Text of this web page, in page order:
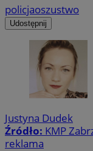
policjaoszustwo
Udostępnij
Justyna Dudek
Źródło: KMP
reklama